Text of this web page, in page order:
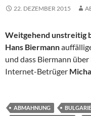
22. DEZEMBER 2015
Weitgehend unstreitig
Hans Biermann
und dass Biermann
Internet-Betrüger
ABMAHNUNG